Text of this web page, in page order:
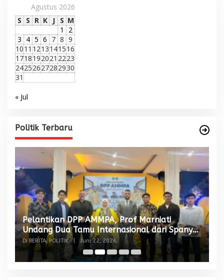
Agustus 2026
S S R K J S M
1
2
3 4 5 6 7 8 9
1011 1213141516
1718192021 2223
24252627282930
31
« Jul
Politik Terbaru
Pelantikan DPP AMMPA, Prof Marniati
Undang Dua Tamu Internasional dari Spanyol
dan Malaysia
Di BERITA, POLITIK Juni 22, 2026